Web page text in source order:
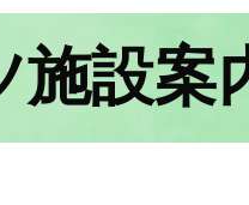
施設案